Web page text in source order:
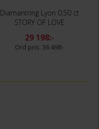
Diamantring Lyon 0,50 ct
STORY OF LOVE
29 198:-
36 498:-